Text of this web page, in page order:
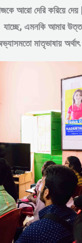
আরো দেরি করিয়ে
যাচ্ছে, এমনকি আমার
মাতৃভাষায়